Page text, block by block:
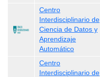
Centro
Interdisciplinario de
Ciencia de Datos y
Aprendizaje
Automático
Centro
Interdisciplinario de